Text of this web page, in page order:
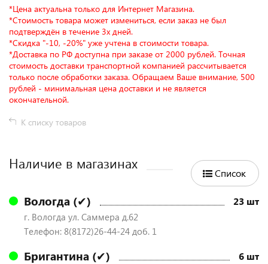
*Цена актуальна только для Интернет Магазина.
*Стоимость товара может измениться, если заказ не был
подтверждён в течение 3х дней.
*Скидка "-10, -20%" уже учтена в стоимости товара.
*Доставка по РФ доступна при заказе от 2000 рублей. Точная
стоимость доставки транспортной компанией рассчитывается
только после обработки заказа. Обращаем Ваше внимание, 500
рублей - минимальная цена доставки и не является
окончательной.
К списку товаров
Наличие в магазинах
Список
Вологда (✔) 23 шт
г. Вологда ул. Саммера д.62
Телефон: 8(8172)26-44-24 доб. 1
Бригантина (✔) 6 шт